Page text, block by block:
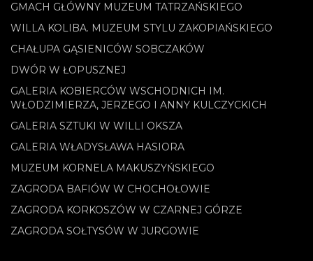
GMACH GŁÓWNY MUZEUM TATRZAŃSKIEGO
WILLA KOLIBA. MUZEUM STYLU ZAKOPIAŃSKIEGO
CHAŁUPA GĄSIENICÓW SOBCZAKÓW
DWÓR W ŁOPUSZNEJ
GALERIA KOBIERCÓW WSCHODNICH IM.
WŁODZIMIERZA, JERZEGO I ANNY KULCZYCKICH
GALERIA SZTUKI W WILLI OKSZA
GALERIA WŁADYSŁAWA HASIORA
MUZEUM KORNELA MAKUSZYŃSKIEGO
ZAGRODA BAFIÓW W CHOCHOŁOWIE
ZAGRODA KORKOSZÓW W CZARNEJ GÓRZE
ZAGRODA SOŁTYSÓW W JURGOWIE